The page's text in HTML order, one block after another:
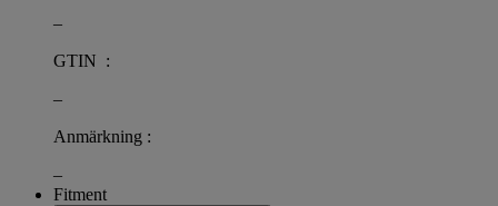
–
GTIN :
–
Anmärkning :
–
Fitment